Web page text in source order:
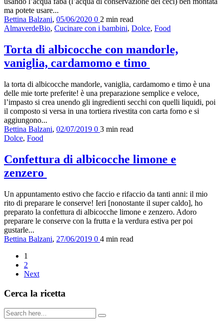
ma potete usare...
Bettina Balzani, 05/06/2020 0 2 min read
AlmaverdeBio, Cucinare con i bambini, Dolce, Food
Torta di albicocche con mandorle,
vaniglia, cardamomo e timo
la torta di albicocche mandorle, vaniglia, cardamomo e timo è una
delle mie torte preferite! è una preparazione semplice e veloce,
l’impasto si crea unendo gli ingredienti secchi con quelli liquidi, poi
il composto si versa in una tortiera rivestita con carta forno e si
aggiungono...
Bettina Balzani, 02/07/2019 0 3 min read
Dolce, Food
Confettura di albicocche limone e
zenzero
Un appuntamento estivo che faccio e rifaccio da tanti anni: il mio
rito di preparare le conserve! Ieri [nonostante il super caldo], ho
preparato la confettura di albicocche limone e zenzero. Adoro
preparare le conserve con la frutta e la verdura estiva per poi
gustarle...
Bettina Balzani, 27/06/2019 0 4 min read
1
2
Next
Cerca la ricetta